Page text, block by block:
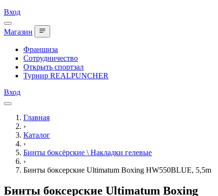
Вход
Магазин
Франшиза
Сотрудничество
Открыть спортзал
Турнир REALPUNCHER
Вход
Главная
›
Каталог
›
Бинты боксёрские \ Накладки гелевые
›
Бинты боксерские Ultimatum Boxing HW550BLUE, 5,5m
Бинты боксерские Ultimatum Boxing